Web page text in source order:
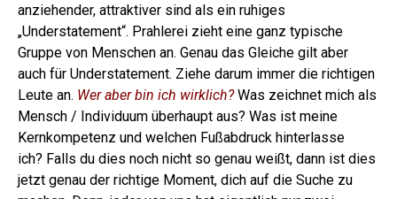
anziehender, attraktiver sind als ein ruhiges
„Understatement“. Prahlerei zieht eine ganz typische
Gruppe von Menschen an. Genau das Gleiche gilt aber
auch für Understatement. Ziehe darum immer die richtigen
Leute an. Wer aber bin ich wirklich?Was zeichnet mich als
Mensch / Individuum überhaupt aus? Was ist meine
Kernkompetenz und welchen Fußabdruck hinterlasse
ich? Falls du dies noch nicht so genau weißt, dann ist dies
jetzt genau der richtige Moment, dich auf die Suche zu